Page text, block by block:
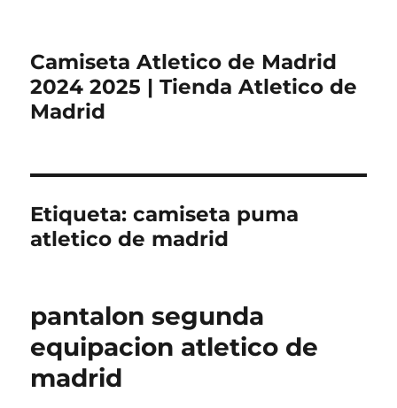
Camiseta Atletico de Madrid
2024 2025 | Tienda Atletico de
Madrid
Etiqueta:camiseta puma
atletico de madrid
pantalon segunda
equipacion atletico de
madrid